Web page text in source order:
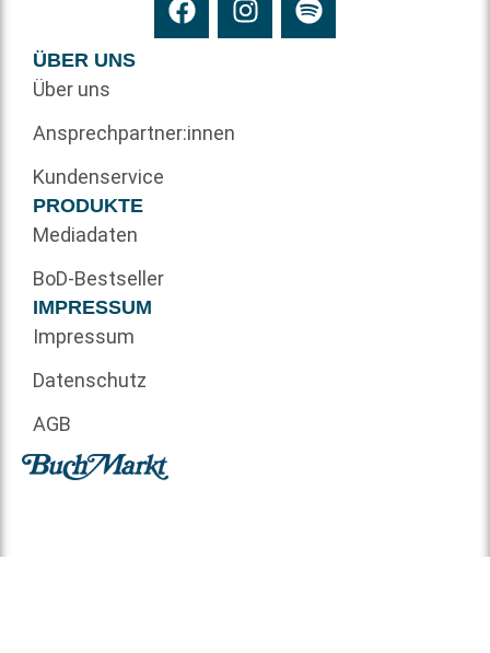
ÜBER UNS
Über uns
Ansprechpartner:innen
Kundenservice
PRODUKTE
Mediadaten
BoD-Bestseller
IMPRESSUM
Impressum
Datenschutz
AGB